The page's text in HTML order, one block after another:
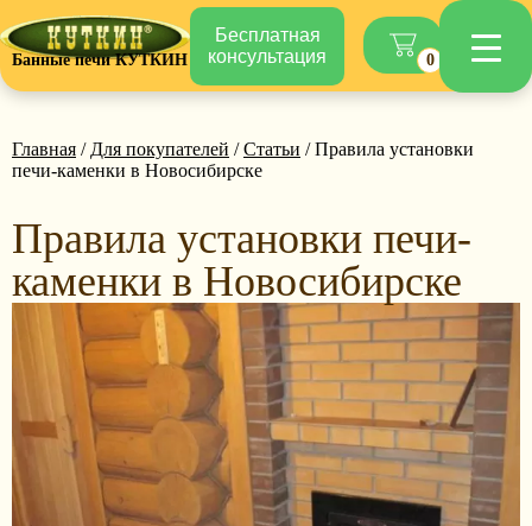
Банные печи КУТКИН
Бесплатная
консультация
0
Главная / Для покупателей /Статьи / Правила установки
печи-каменки в Новосибирске
Правила установки печи-
каменки в Новосибирске